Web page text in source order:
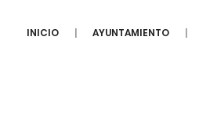
INICIO AYUNTAMIENTO